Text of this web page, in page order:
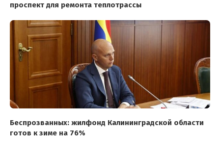
проспект для ремонта теплотрассы
Беспрозванных: жилфонд Калининградской области
готов к зиме на 76%